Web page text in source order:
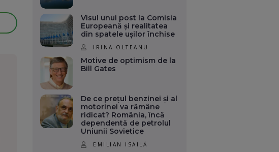
Visul unui post la Comisia
Europeană și realitatea
din spatele ușilor închise
IRINA OLTEANU
Motive de optimism de la
Bill Gates
De ce prețul benzinei și al
motorinei va rămâne
ridicat? România, încă
dependentă de petrolul
Uniunii Sovietice
EMILIAN ISAILĂ